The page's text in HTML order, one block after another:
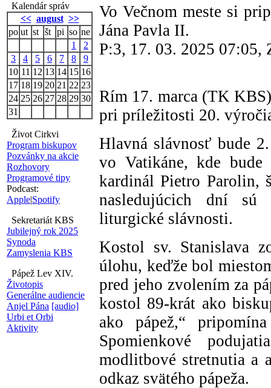
Kalendár správ
<< august >>
po ut st št pi so ne
1
2
3
4 5 6 7 8
9
10 11 12 13 14 15 16
17 18 19 20 21 22 23
24 25 26 27 28 29 30
31
Život Cirkvi
Program biskupov
Pozvánky na akcie
Rozhovory
Programové tipy
Podcast:
Apple|Spotify
Sekretariát KBS
Jubilejný rok 2025
Synoda
Zamyslenia KBS
Pápež Lev XIV.
Životopis
Generálne audiencie
Anjel Pána [audio]
Urbi et Orbi
Aktivity
Vo Večnom meste si
Jána Pavla II.
P:3, 17. 03. 2025 07:05,
Rím 17. marca (TK
pri príležitosti 20.
Hlavná slávnosť bude
vo Vatikáne, kde bude
kardinál Pietro Parolin,
nasledujúcich dní sú
liturgické slávnosti.
Kostol sv. Stanislava
úlohu, keďže bol
pred jeho zvolením za
kostol 89-krát ako
ako pápež,“
Spomienkové
modlitbové stretnutia a
odkaz svätého pápeža.